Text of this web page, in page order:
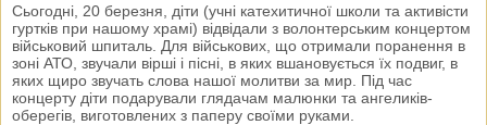
Сьогодні, 20 березня, діти (учні катехитичної школи та активісти
гуртків при нашому храмі) відвідали з волонтерським концертом
військовий шпиталь. Для військових, що отримали поранення в
зоні АТО, звучали вірші і пісні, в яких вшановується їх подвиг, в
яких щиро звучать слова нашої молитви за мир. Під час
концерту діти подарували глядачам малюнки та ангеликів-
оберегів, виготовлених з паперу своїми руками.